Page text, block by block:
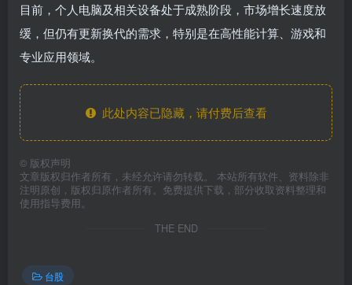
目前，个人电脑及相关设备处于成熟阶段，市场增长速度放
缓，但仍有更新换代的需求，特别是在高性能计算、游戏和
专业应用领域。
此处内容已隐藏，请付费后查看
© 版权声明
文章版权归作者所有，未经允许请勿转载。 本站所有软件、资料除非
注明原创，版权归原作者所有。免费提供下载，部分收取资料整理和
使用指导费用。
THE END
台股